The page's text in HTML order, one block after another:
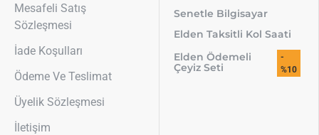
Mesafeli Satış
Sözleşmesi
İade Koşulları
Ödeme Ve Teslimat
Üyelik Sözleşmesi
İletişim
Senetle Bilgisayar
Elden Taksitli Kol Saati
Elden Ödemeli
Çeyiz Seti
-
%10